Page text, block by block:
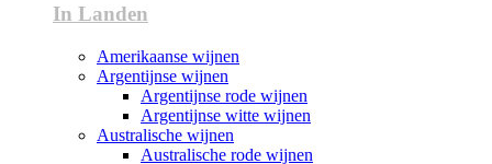
In Landen
Amerikaanse wijnen
Argentijnse wijnen
Argentijnse rode wijnen
Argentijnse witte wijnen
Australische wijnen
Australische rode wijnen